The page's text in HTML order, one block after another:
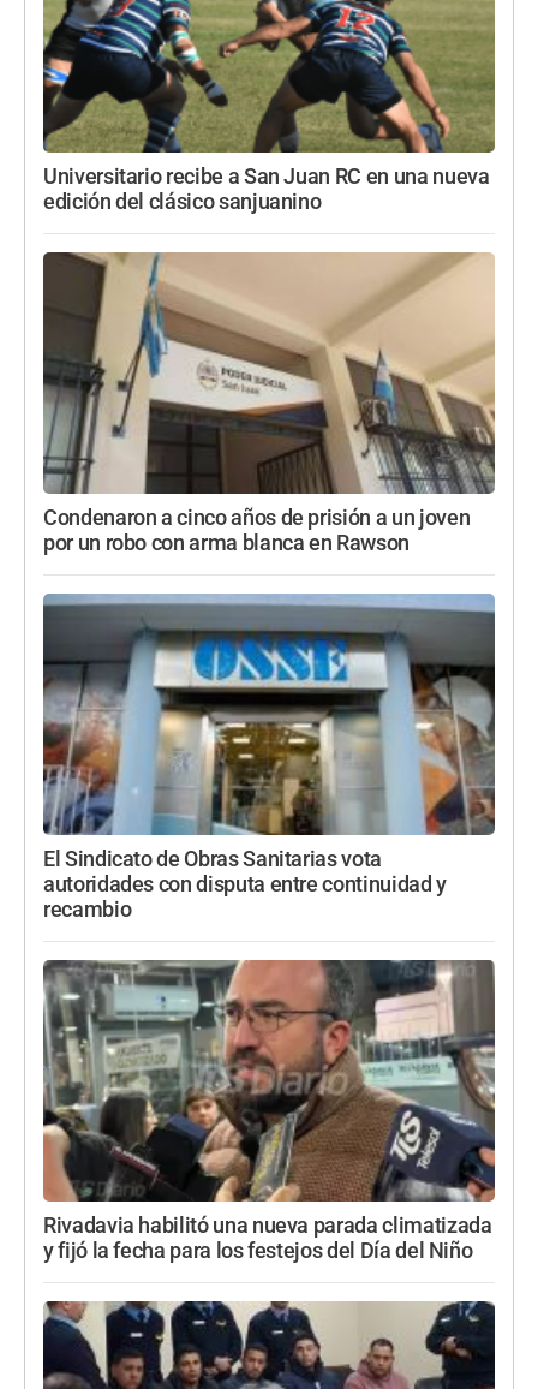
Universitario recibe a San Juan RC en una nueva
edición del clásico sanjuanino
Condenaron a cinco años de prisión a un joven
por un robo con arma blanca en Rawson
El Sindicato de Obras Sanitarias vota
autoridades con disputa entre continuidad y
recambio
Rivadavia habilitó una nueva parada climatizada
y fijó la fecha para los festejos del Día del Niño